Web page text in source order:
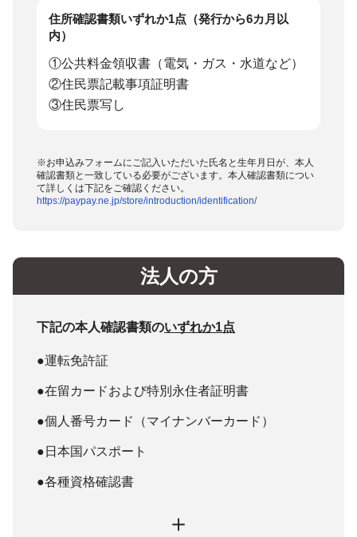
住所確認書類いずれか1点（発行から6カ月以
内）
①公共料金領収書（電気・ガス・水道など）
②住民票記載事項証明書
③住民票写し
※お申込みフォームにご記入いただいた氏名と生年月日が、本人
確認書類と一致している必要がございます。本人確認書類につい
て詳しくは下記をご確認ください。
https://paypay.ne.jp/store/introduction/identification/
法人の方
下記の本人確認書類のいずれか1点
●運転免許証
●在留カードおよび特別永住者証明書
●個人番号カード（マイナンバーカード）
●日本国パスポート
●各種資格確認書
＋